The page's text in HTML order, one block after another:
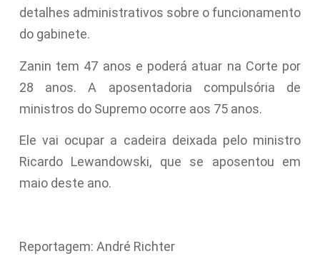
detalhes administrativos sobre o funcionamento
do gabinete.
Zanin tem 47 anos e poderá atuar na Corte por
28 anos. A aposentadoria compulsória de
ministros do Supremo ocorre aos 75 anos.
Ele vai ocupar a cadeira deixada pelo ministro
Ricardo Lewandowski, que se aposentou em
maio deste ano.
Reportagem: André Richter